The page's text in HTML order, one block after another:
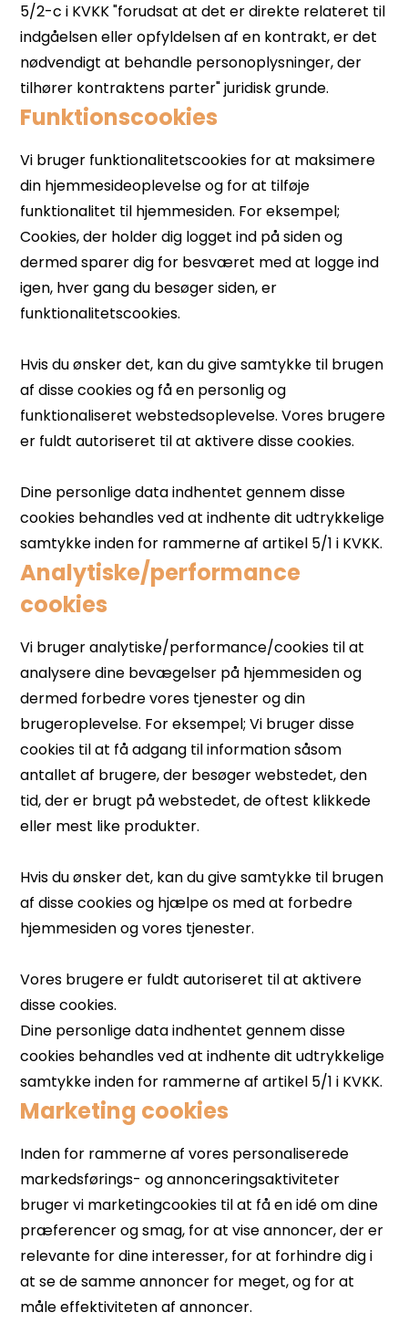
Funktionscookies
Analytiske/performance
cookies
Marketing cookies